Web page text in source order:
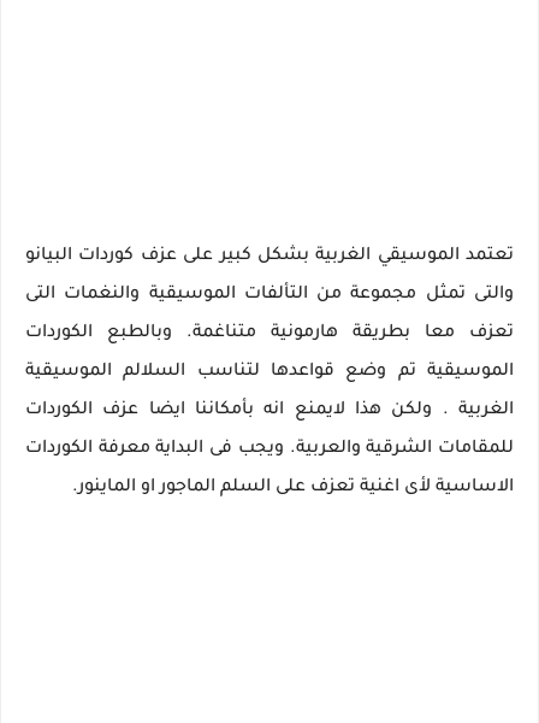
تعتمد الموسيقي الغربية بشكل كبير على عزف كوردات البيانو
والتى تمثل مجموعة من التألفات الموسيقية والنغمات التى
تعزف معا بطريقة هارمونية متناغمة. وبالطبع الكوردات
الموسيقية تم وضع قواعدها لتناسب السلالم الموسيقية
الغربية . ولكن هذا لايمنع انه بأمكاننا ايضا عزف الكوردات
للمقامات الشرقية والعربية. ويجب فى البداية معرفة الكوردات
الاساسية لأى اغنية تعزف على السلم الماجور او الماينور.